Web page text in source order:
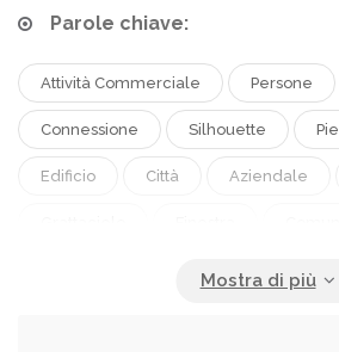
Parole chiave:
Attività Commerciale Persone
Connessione Silhouette
Edificio Città Aziendale
Parlando